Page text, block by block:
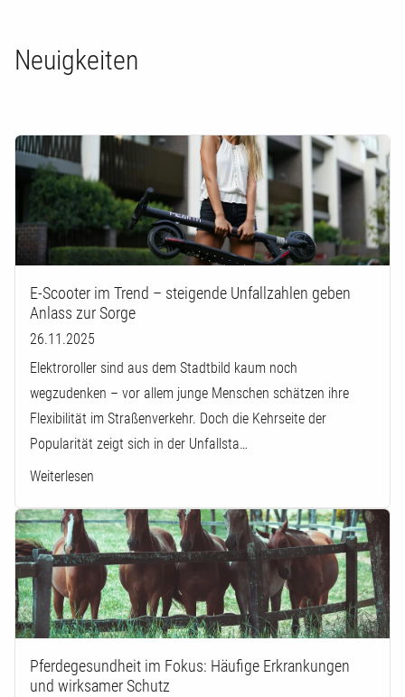
Neuigkeiten
E-Scooter im Trend – steigende Unfallzahlen geben
Anlass zur Sorge
26.11.2025
Elektroroller sind aus dem Stadtbild kaum noch
wegzudenken – vor allem junge Menschen schätzen ihre
Flexibilität im Straßenverkehr. Doch die Kehrseite der
Popularität zeigt sich in der Unfallsta…
Weiterlesen
Pferdegesundheit im Fokus: Häufige Erkrankungen
und wirksamer Schutz